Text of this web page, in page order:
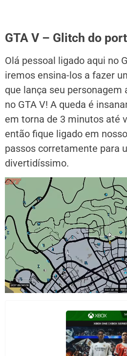
GTA V – Glitch do
Olá pessoal ligado aqui no
iremos ensina-los a fazer
que lança seu personagem
no GTA V! A queda é
em torna de 3 minutos até
então fique ligado em
passos corretamente para
divertidíssimo.